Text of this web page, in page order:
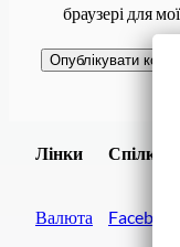
браузері для
Лінки
Валюта
Спілки
Facebook